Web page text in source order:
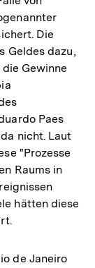
Die
Geldes dazu,
Gewinne
Paes
nicht. Laut
"Prozesse
Raums in
hätten diese
de Janeiro